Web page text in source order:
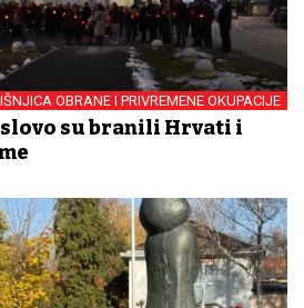
OBRANE I PRIVREMENE OKUPACIJE
su branili Hrvati i